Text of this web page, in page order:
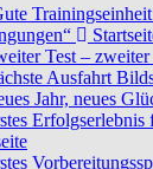
Test – zweiter
Ausfahrt
Jahr, neues
Erfolgserlebnis